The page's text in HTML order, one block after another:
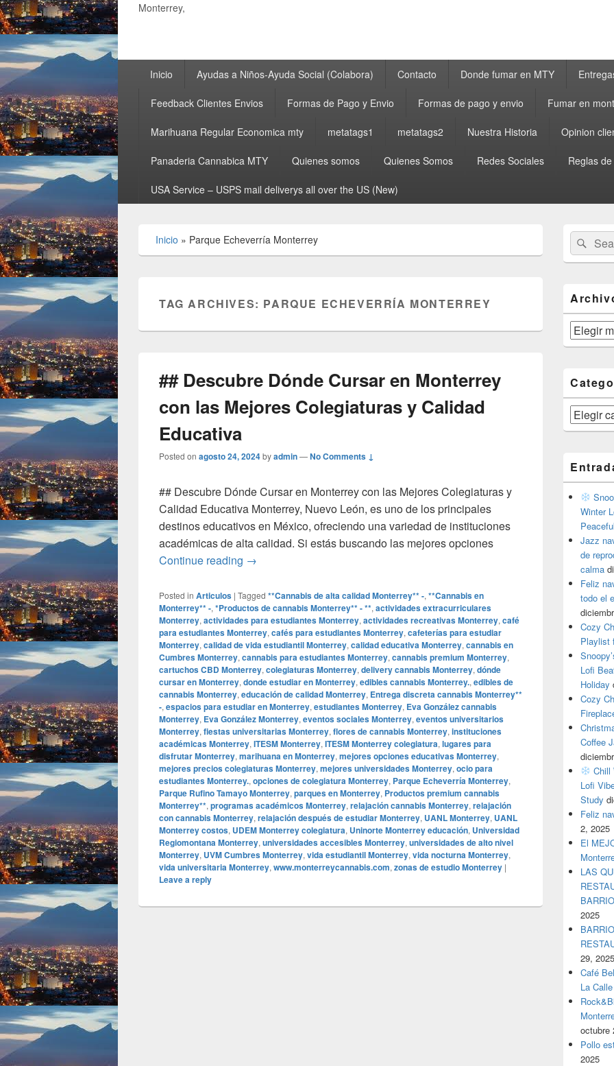
Monterrey,
Inicio Ayudas a Niños-Ayuda Social (Colabora) Contacto Donde fumar en MTY
Feedback Clientes Envios Formas de Pago y Envio Formas de pago y envio Fumar en
Marihuana Regular Economica mty metatags1 metatags2 Nuestra Historia Opinion
Panaderia Cannabica MTY Quienes somos Quienes Somos Redes Sociales Reglas
USA Service – USPS mail deliverys all over the US (New)
Inicio » Parque Echeverría Monterrey
TAG ARCHIVES: PARQUE ECHEVERRÍA MONTERREY
## Descubre Dónde Cursar en Monterrey
con las Mejores Colegiaturas y Calidad
Educativa
Posted on agosto 24, 2024byadmin—No Comments ↓
## Descubre Dónde Cursar en Monterrey con las Mejores Colegiaturas y
Calidad Educativa Monterrey, Nuevo León, es uno de los principales
destinos educativos en México, ofreciendo una variedad de instituciones
académicas de alta calidad. Si estás buscando las mejores opciones
Continue reading ## Descubre Dónde Cursar en Monterrey con las Mejores Colegiaturas y
→
Posted in Articulos | Tagged **Cannabis de alta calidad Monterrey** -, **Cannabis en
Monterrey** -, *Productos de cannabis Monterrey** - **, actividades extracurriculares
Monterrey, actividades para estudiantes Monterrey, actividades recreativas Monterrey, café
para estudiantes Monterrey, cafés para estudiantes Monterrey, cafeterías para estudiar
Monterrey, calidad de vida estudiantil Monterrey, calidad educativa Monterrey, cannabis en
Cumbres Monterrey, cannabis para estudiantes Monterrey, cannabis premium Monterrey,
cartuchos CBD Monterrey, colegiaturas Monterrey, delivery cannabis Monterrey, dónde
cursar en Monterrey, donde estudiar en Monterrey, edibles cannabis Monterrey., edibles de
cannabis Monterrey, educación de calidad Monterrey, Entrega discreta cannabis Monterrey**
-, espacios para estudiar en Monterrey, estudiantes Monterrey, Eva González cannabis
Monterrey, Eva González Monterrey, eventos sociales Monterrey, eventos universitarios
Monterrey, fiestas universitarias Monterrey, flores de cannabis Monterrey, instituciones
académicas Monterrey, ITESM Monterrey, ITESM Monterrey colegiatura, lugares para
disfrutar Monterrey, marihuana en Monterrey, mejores opciones educativas Monterrey,
mejores precios colegiaturas Monterrey, mejores universidades Monterrey, ocio para
estudiantes Monterrey., opciones de colegiatura Monterrey, Parque Echeverría Monterrey,
Parque Rufino Tamayo Monterrey, parques en Monterrey, Productos premium cannabis
Monterrey**, programas académicos Monterrey, relajación cannabis Monterrey, relajación
con cannabis Monterrey, relajación después de estudiar Monterrey, UANL Monterrey, UANL
Monterrey costos, UDEM Monterrey colegiatura, Uninorte Monterrey educación, Universidad
Regiomontana Monterrey, universidades accesibles Monterrey, universidades de alto nivel
Monterrey, UVM Cumbres Monterrey, vida estudiantil Monterrey, vida nocturna Monterrey,
vida universitaria Monterrey, www.monterreycannabis.com, zonas de estudio Monterrey |
Leave a reply
Primary
Sidebar
Widget
Area
Search
for:
Archivos
Categorías
Winter
Jazz
de
calma
Feliz
todo el
Cozy
Playlist
Lofi
Holiday
Cozy
Coffee
Chill
Lofi
Study
Feliz
2, 2025
El
LAS
2025
29, 2025
Café
La Calle
octubre
Pollo
2025